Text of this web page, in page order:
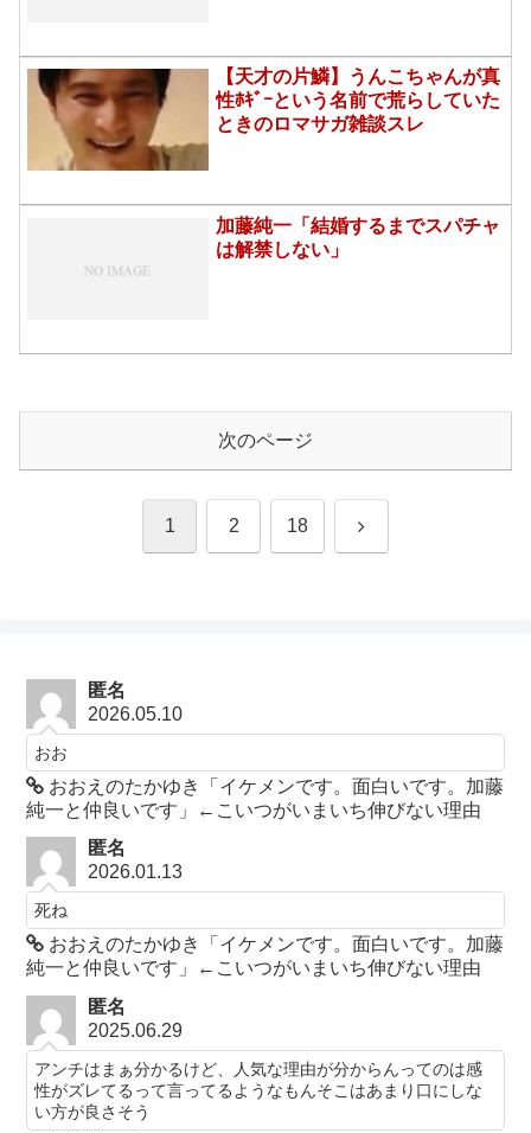
【天才の片鱗】うんこちゃんが真
性ﾎｷﾞｰという名前で荒らしていた
ときのロマサガ雑談スレ
加藤純一「結婚するまでスパチャ
は解禁しない」
次のページ
1 2 18 次
匿名
2026.05.10
おお
おおえのたかゆき「イケメンです。面白いです。加藤
純一と仲良いです」←こいつがいまいち伸びない理由
匿名
2026.01.13
死ね
おおえのたかゆき「イケメンです。面白いです。加藤
純一と仲良いです」←こいつがいまいち伸びない理由
匿名
2025.06.29
アンチはまぁ分かるけど、人気な理由が分からんってのは感
性がズレてるって言ってるようなもんそこはあまり口にしな
い方が良さそう